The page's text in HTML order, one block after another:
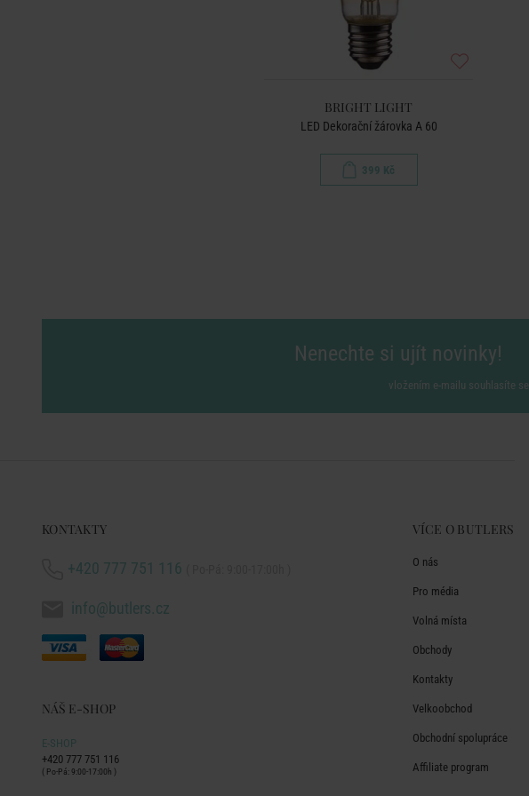
BRIGHT LIGHT
LED Dekorační žárovka A 60
399 Kč
Nenechte si ujít novinky!
vložením e-mailu souhlasíte se
KONTAKTY
+420 777 751 116
info@butlers.cz
NÁŠ E-SHOP
E-SHOP
+420 777 751 116
( Po-Pá: 9:00-17:00h )
VÍCE O BUTLERS
O nás
Pro média
Volná místa
Obchody
Kontakty
Velkoobchod
Obchodní spolupráce
Affiliate program